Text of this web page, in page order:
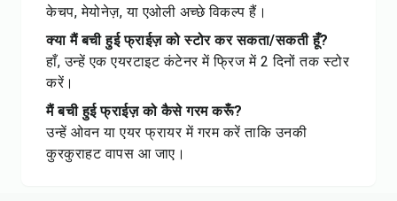
केचप, मेयोनेज़, या एओली अच्छे विकल्प हैं।
क्या मैं बची हुई फ्राईज़ को स्टोर कर सकता/सकती हूँ?
हाँ, उन्हें एक एयरटाइट कंटेनर में फ्रिज में 2 दिनों तक स्टोर
करें।
मैं बची हुई फ्राईज़ को कैसे गरम करूँ?
उन्हें ओवन या एयर फ्रायर में गरम करें ताकि उनकी
कुरकुराहट वापस आ जाए।